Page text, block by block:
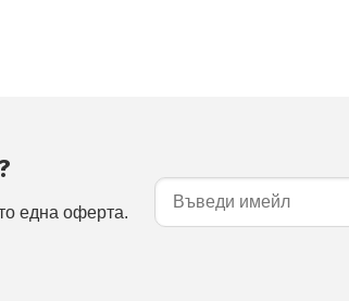
една оферта.